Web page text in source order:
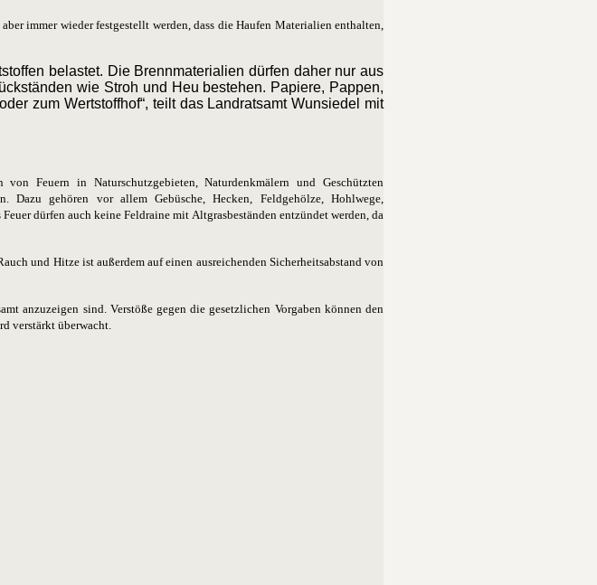
immer wieder festgestellt werden, dass die Haufen Materialien ent­halten,
belastet. Die Brennmaterialien dürfen daher nur aus
wie Stroh und Heu bestehen. Papiere, Pappen,
zum Wertstoff­hof“, teilt das Landratsamt Wunsiedel mit
Feuern in Naturschutzgebieten, Naturdenkmälern und Geschützten
Dazu ge­hören vor allem Gebüsche, Hecken, Feldgehölze, Hohlwege,
dürfen auch keine Feldraine mit Altgrasbeständen entzündet werden, da
und Hitze ist außerdem auf ei­nen ausreichenden Sicherheitsabstand von
anzuzeigen sind. Verstöße gegen die gesetzlichen Vorgaben können den
verstärkt überwacht.